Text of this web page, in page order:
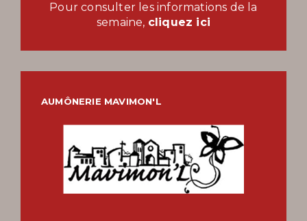
Pour consulter les informations de la
semaine, cliquez ici
AUMÔNERIE MAVIMON'L